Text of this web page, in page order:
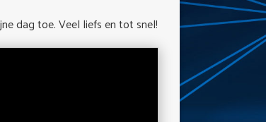
dag toe. Veel liefs en tot snel!